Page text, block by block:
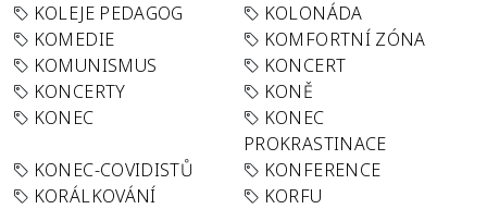
KOLEJE PEDAGOG
KOLONÁDA
KOMEDIE
KOMFORTNÍ ZÓNA
KOMUNISMUS
KONCERT
KONCERTY
KONĚ
KONEC
KONEC
PROKRASTINACE
KONEC-COVIDISTŮ
KONFERENCE
KORÁLKOVÁNÍ
KORFU